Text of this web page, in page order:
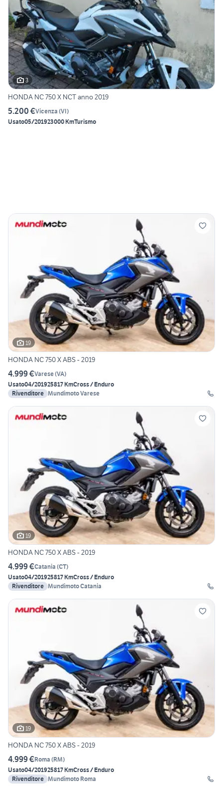
3
HONDA NC 750 X NCT anno 2019
5.200 €Vicenza (VI)
Usato05/201923000 KmTurismo
19
HONDA NC 750 X ABS - 2019
4.999 €Varese(VA)
Usato04/201925817 KmCross / Enduro
Rivenditore Mundimoto Varese
19
HONDA NC 750 X ABS - 2019
4.999 €Catania (CT)
Usato04/201925817 KmCross / Enduro
Rivenditore Mundimoto Catania
19
HONDA NC 750 X ABS - 2019
4.999 €Roma (RM)
Usato04/201925817 KmCross / Enduro
Rivenditore Mundimoto Roma